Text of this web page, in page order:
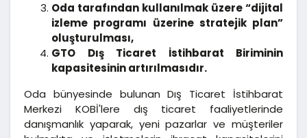
Oda tarafından kullanılmak üzere “dijital
izleme programı üzerine stratejik plan”
oluşturulması,
GTO Dış Ticaret İstihbarat Biriminin
kapasitesinin artırılmasıdır.
Oda bünyesinde bulunan Dış Ticaret İstihbarat
Merkezi KOBİ'lere dış ticaret faaliyetlerinde
danışmanlık yaparak, yeni pazarlar ve müşteriler